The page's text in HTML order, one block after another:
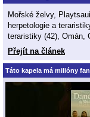
Mořské želvy,
herpetologie a
teraristiky (42), Omán,
Přejít na článek
Táto kapela má milióny